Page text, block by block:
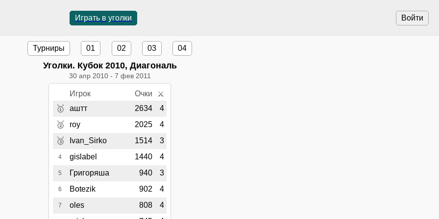
Войти
Играть в уголки
Турниры 01 02 03 04
Уголки. Кубок 2010, Диагональ
30 апр 2010- 7 фев 2011
Игрок Очки ⚔
🥇 аштт 2634 4
🥈 roy 2025 4
🥉 Ivan_Sirko 1514 3
4 gislabel 1440 4
5 Григоряша 940 3
6 Botezik 902 4
7 oles 808 4